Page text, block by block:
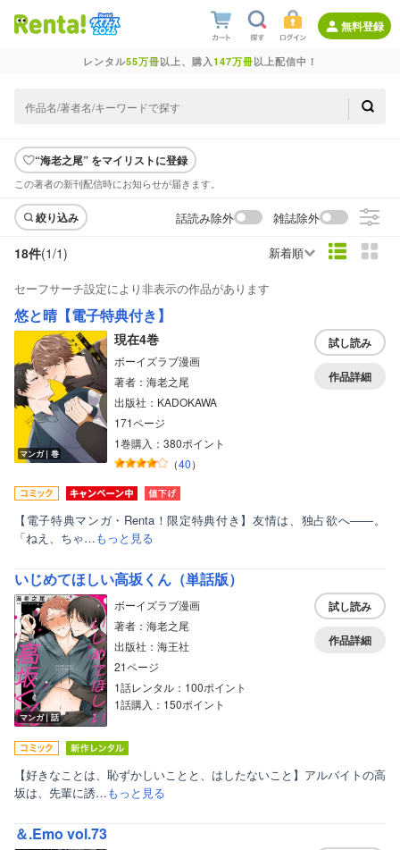
無料登録
レンタル55万冊以上、購入147万冊以上配信中！
“海老之尾” をマイリストに登録
この著者の新刊配信時にお知らせが届きます。
絞り込み 話読み除外 雑誌除外
18件(1/1) 新着順
セーフサーチ設定により非表示の作品があります
悠と晴【電子特典付き】
マンガ｜巻
現在4巻
ボーイズラブ漫画
著者：海老之尾
出版社：KADOKAWA
171ページ
1巻購入：380ポイント
（40）
試し読み
作品詳細
【電子特典マンガ・Renta！限定特典付き】友情は、独占欲へ――。
「ねえ、ちゃ…もっと見る
いじめてほしい高坂くん（単話版）
マンガ｜話
ボーイズラブ漫画
著者：海老之尾
出版社：海王社
21ページ
1話レンタル：100ポイント
1話購入：150ポイント
試し読み
作品詳細
【好きなことは、恥ずかしいことと、はしたないこと】アルバイトの高
坂は、先輩に誘…もっと見る
＆.Emo vol.73